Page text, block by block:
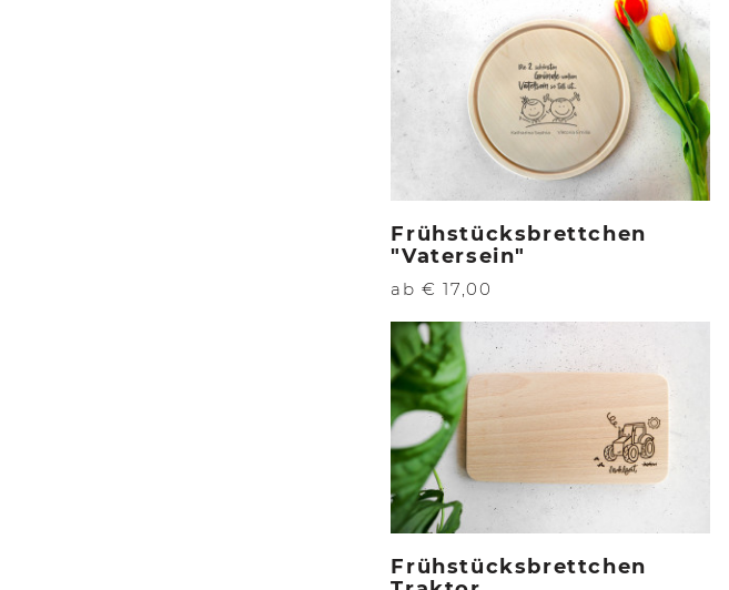
Frühstücksbrettchen
"Vatersein"
ab € 17,00
Frühstücksbrettchen